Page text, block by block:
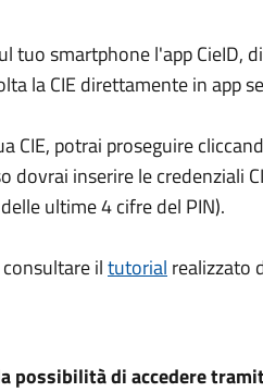
tuo smartphone l'app CieID,
la CIE direttamente in app
CIE, potrai proseguire
dovrai inserire le credenziali
ultime 4 cifre del PIN).
iltutorial realizzato
possibilità di accedere